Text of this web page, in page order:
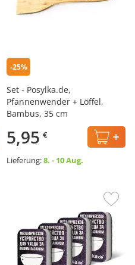
-25%
Set - Posylka.de,
Pfannenwender + Löffel,
Bambus, 35 cm
5,95 €
Lieferung:8. - 10 Aug.